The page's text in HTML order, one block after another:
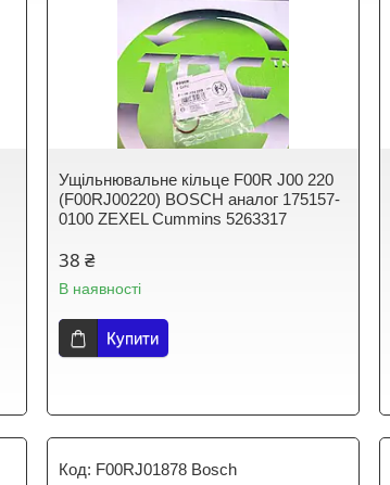
Ущільнювальне кільце F00R J00 220
(F00RJ00220) BOSCH аналог 175157-
0100 ZEXEL Cummins 5263317
38 ₴
В наявності
Купити
F00RJ01878 Bosch